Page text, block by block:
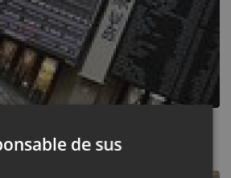
de un Ibex 35
del BCE
de sus